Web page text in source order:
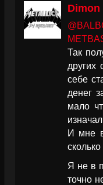
Dimon
Так
других
себе
денег
мало
И мне
Я не в
точно